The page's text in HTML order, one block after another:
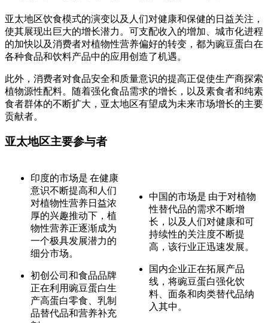
亚太地区饮食模式的演变以及人们对健康和保健的日益关注，
使其展现出巨大的增长潜力。可支配收入的增加、城市化进程
的加快以及消费者对植物性营养偏好的转变，都为豌豆蛋白在
各种食品和饮料产品中的应用创造了机遇。
此外，消费者对食品安全和质量意识的提高正促使生产商探索
植物源性配料。随着强化食品需求的增长，以及素食者和纯素
食者群体的不断扩大，亚太地区有望成为未来市场增长的主要
贡献者。
亚太地区主要参与者
印度的市场是 在健康
意识不断提高和人们
对植物性营养日益浓
厚的兴趣推动下，植
物性营养正逐渐成为
一个极具发展潜力的
细分市场。
初创公司和食品品牌
正在利用豌豆蛋白生
产高蛋白零食、乳制
品替代品和营养补充
中国的市场是 由于对植物
性替代品的需求不断增
长，以及人们对健康和可
持续性的关注度不断提
高，该行业正迅速发展。
国内企业正在拓展产品
线，将豌豆蛋白强化饮
料、面条和肉类替代品纳
入其中。